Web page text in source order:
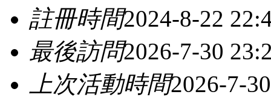
註冊時間2024-8-22
最後訪問2026-7-30
上次活動時間2026-7-